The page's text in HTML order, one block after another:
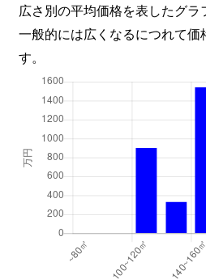
広さ別の平均価格を表したグラ
一般的には広くなるにつれて価
す。